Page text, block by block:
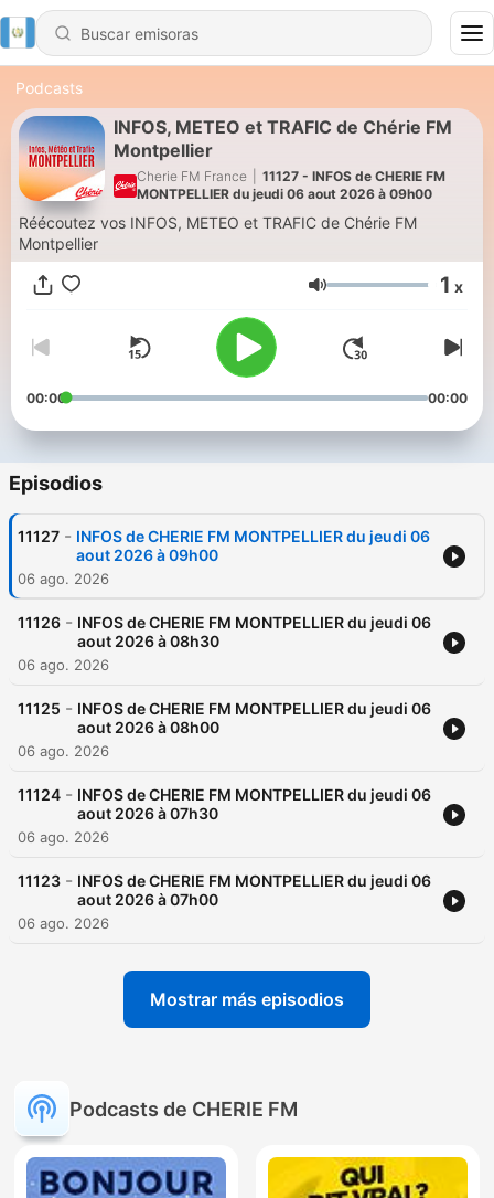
Podcasts
INFOS, METEO et TRAFIC de Chérie FM
Montpellier
Cherie FM France
11127 - INFOS de CHERIE FM
MONTPELLIER du jeudi 06 aout 2026 à 09h00
Réécoutez vos INFOS, METEO et TRAFIC de Chérie FM
Montpellier
Volumen 1 x
00:00 00:00
Episodios
11127 - INFOS de CHERIE FM MONTPELLIER du jeudi 06
aout 2026 à 09h00
06 ago. 2026
11126 - INFOS de CHERIE FM MONTPELLIER du jeudi 06
aout 2026 à 08h30
06 ago. 2026
11125 - INFOS de CHERIE FM MONTPELLIER du jeudi 06
aout 2026 à 08h00
06 ago. 2026
11124 - INFOS de CHERIE FM MONTPELLIER du jeudi 06
aout 2026 à 07h30
06 ago. 2026
11123 - INFOS de CHERIE FM MONTPELLIER du jeudi 06
aout 2026 à 07h00
06 ago. 2026
Mostrar más episodios
Podcasts de CHERIE FM